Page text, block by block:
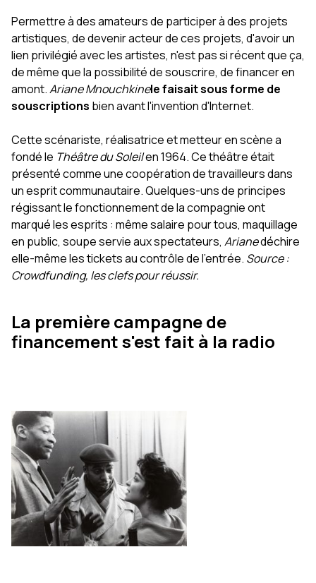
Permettre à des amateurs de participer à des projets
artistiques, de devenir acteur de ces projets, d'avoir un
lien privilégié avec les artistes, n'est pas si récent que ça,
de même que la possibilité de souscrire, de financer en
amont.Ariane Mnouchkinele faisait sous forme de
souscriptions bien avant l'invention d'Internet.
Cette scénariste, réalisatrice et metteur en scène a
fondé le Théâtre du Soleilen 1964. Ce théâtre était
présenté comme une coopération de travailleurs dans
un esprit communautaire. Quelques-uns de principes
régissant le fonctionnement de la compagnie ont
marqué les esprits : même salaire pour tous, maquillage
en public, soupe servie aux spectateurs, Arianedéchire
elle-même les tickets au contrôle de l'entrée. Source :
Crowdfunding, les clefs pour réussir.
La première campagne de
financement s'est fait à la radio